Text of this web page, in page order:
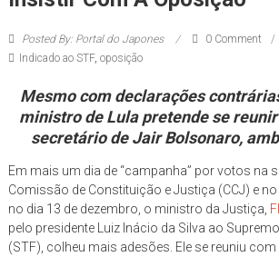
Posted By: Portal do Japones
0 Comment
Indicado ao STF, oposição
Mesmo com declarações
ministro de Lula pretende se
secretário de Jair Bolsonaro,
Em mais um dia de “campanha” por votos na
Comissão de Constituição e Justiça (CCJ) e no
no dia 13 de dezembro, o ministro da Justiça,
pelo presidente Luiz Inácio da Silva ao
(STF), colheu mais adesões. Ele se reuniu com